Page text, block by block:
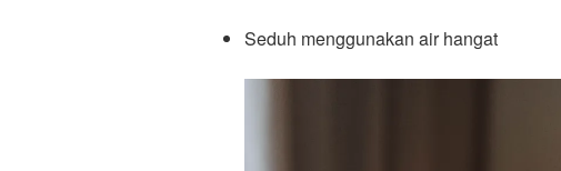
Seduh menggunakan air hangat